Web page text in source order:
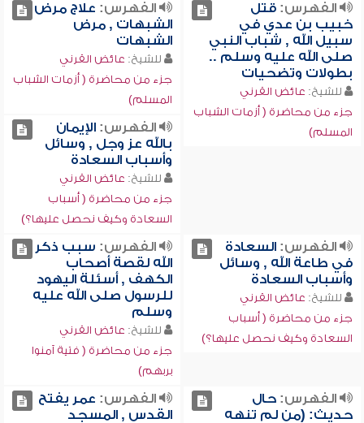
الفهرس:قتل
خبيب بن عدي في
سبيل الله , شباب النبي
صلى الله عليه وسلم ..
بطولات وتضحيات
للشيخ: عائض القرني
جزء من محاضرة ( أزمات الشباب
المسلم)
الفهرس: علاج مرض
الشبهات , مرض
الشبهات
للشيخ: عائض القرني
جزء من محاضرة ( أزمات الشباب
المسلم)
الفهرس:الإيمان
بالله عز وجل , وسائل
وأسباب السعادة
للشيخ: عائض القرني
جزء من محاضرة ( أسباب
السعادة وكيف نحصل عليها؟)
الفهرس:السعادة
في طاعة الله , وسائل
وأسباب السعادة
للشيخ: عائض القرني
جزء من محاضرة ( أسباب
السعادة وكيف نحصل عليها؟)
الفهرس: سبب ذكر
الله لقصة أصحاب
الكهف , أسئلة اليهود
للرسول صلى الله عليه
وسلم
للشيخ: عائض القرني
جزء من محاضرة ( فتية آمنوا
بربهم)
الفهرس:حال
حديث: (من لم تنهه
الفهرس: عمر يفتح
القدس , المسجد